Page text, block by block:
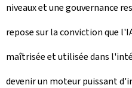
niveaux et une gouvernance
repose sur la conviction que
maîtrisée et utilisée dans
devenir un moteur puissant